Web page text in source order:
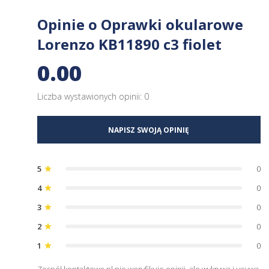
Opinie o Oprawki okularowe
Lorenzo KB11890 c3 fiolet
0.00
Liczba wystawionych opinii: 0
NAPISZ SWOJĄ OPINIĘ
5 star
0
4 star
0
3 star
0
2 star
0
1 star 0